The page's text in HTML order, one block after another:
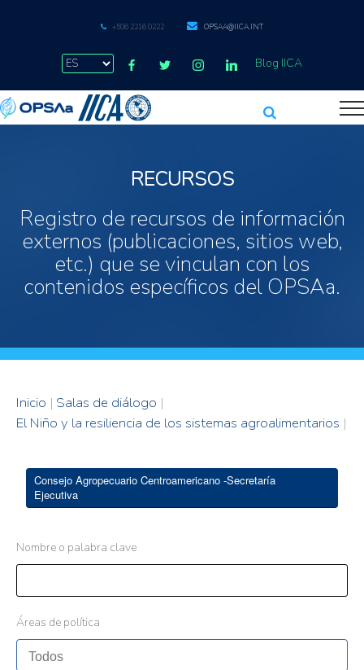
+506 2216 0222 OPSAA@IICA.INT
Blog IICA
RECURSOS
Registro de recursos de información
externos (publicaciones, sitios web,
etc.) que se vinculan con los
contenidos específicos del OPSAa.
Inicio | Salas de diálogo |
El Niño y la resiliencia de los sistemas agroalimentarios |
Consejo Agropecuario Centroamericano -Secretaría
Ejecutiva
Nombre o palabra clave
Áreas de política